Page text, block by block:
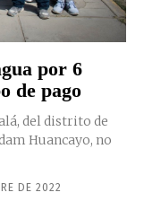
por 6
de pago
del distrito de
Huancayo, no
DE 2022